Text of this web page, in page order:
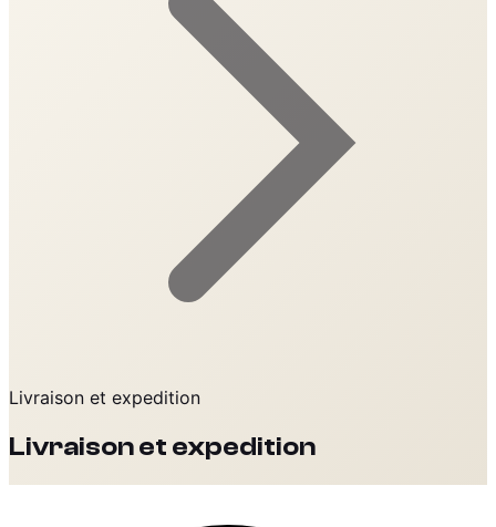
Livraison et expedition
Livraison et expedition